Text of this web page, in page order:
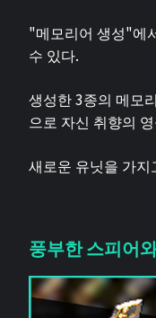
"메모리어 생성"에
수 있다.
생성한 3종의 메모
으로 자신 취향의
새로운 유닛을 가
풍부한 스피어